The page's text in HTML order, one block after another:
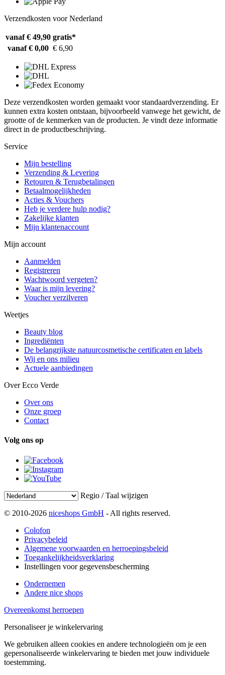
Verzendkosten voor Nederland
vanaf € 49,90 gratis*
vanaf € 0,00 € 6,90
Deze verzendkosten worden gemaakt voor standaardverzending. Er
kunnen extra kosten ontstaan, bijvoorbeeld vanwege het gewicht, de
grootte of de kenmerken van de producten. Je vindt deze informatie
direct in de productbeschrijving.
Service
Mijn bestelling
Verzending & Levering
Retouren & Terugbetalingen
Betaalmogelijkheden
Acties & Vouchers
Heb je verdere hulp nodig?
Zakelijke klanten
Mijn klantenaccount
Mijn account
Aanmelden
Registreren
Wachtwoord vergeten?
Waar is mijn levering?
Voucher verzilveren
Weetjes
Beauty blog
Ingrediënten
De belangrijkste natuurcosmetische certificaten en labels
Wij en ons milieu
Actuele aanbiedingen
Over Ecco Verde
Over ons
Onze groep
Contact
Volg ons op
Regio / Taal wijzigen
© 2010-2026 niceshops GmbH - All rights reserved.
Colofon
Privacybeleid
Algemene voorwaarden en herroepingsbeleid
Toegankelijkheidsverklaring
Instellingen voor gegevensbescherming
Ondernemen
Andere nice shops
Overeenkomst herroepen
Personaliseer je winkelervaring
We gebruiken alleen cookies en andere technologieën om je een
gepersonaliseerde winkelervaring te bieden met jouw individuele
toestemming.